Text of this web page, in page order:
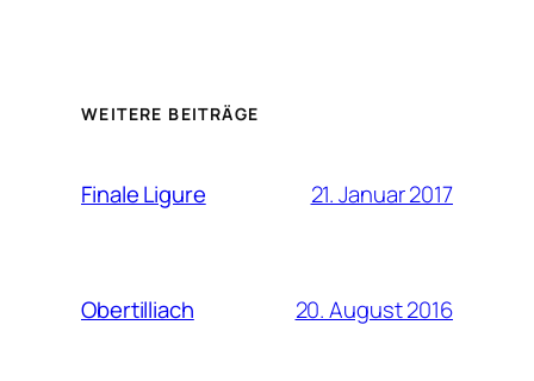
WEITERE BEITRÄGE
Finale Ligure 21. Januar 2017
Obertilliach 20. August 2016